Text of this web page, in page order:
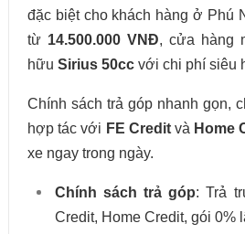
đặc biệt cho khách hàng ở Phú
từ 14.500.000 VNĐ, cửa hàng
hữu Sirius 50ccvới chi phí siêu
Chính sách trả góp nhanh gọn,
hợp tác với FE Creditvà Home
xe ngay trong ngày.
Chính sách trả góp: Trả
Credit, Home Credit, gói 0%